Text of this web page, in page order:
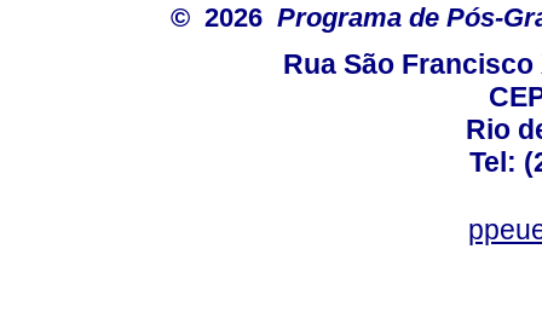
© 2026 Programa de Pós-
Rua São Francisco
Rio
Tel: